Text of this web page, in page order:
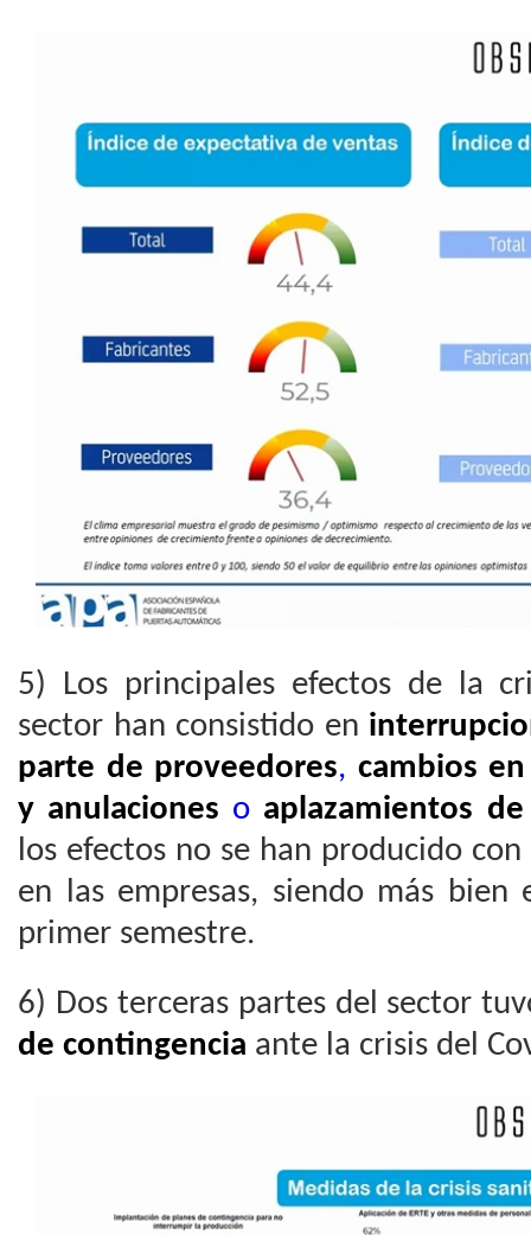
5) Los principales efectos de la
sector han consistido en
parte de proveedores, cambios
y anulaciones o aplazamientos
los efectos no se han producido
en las empresas, siendo más bien
primer semestre.
6) Dos terceras partes del sector
de contingencia ante la crisis del